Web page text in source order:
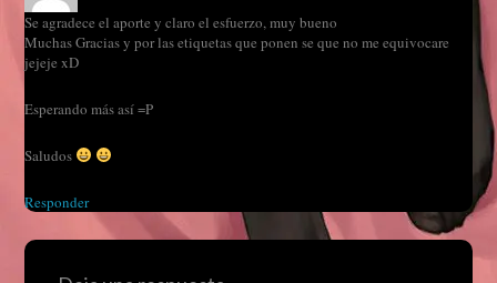
Se agradece el aporte y claro el esfuerzo, muy bueno
Muchas Gracias y por las etiquetas que ponen se que no me equivocare
jejeje xD
Esperando más así =P
Saludos
Responder